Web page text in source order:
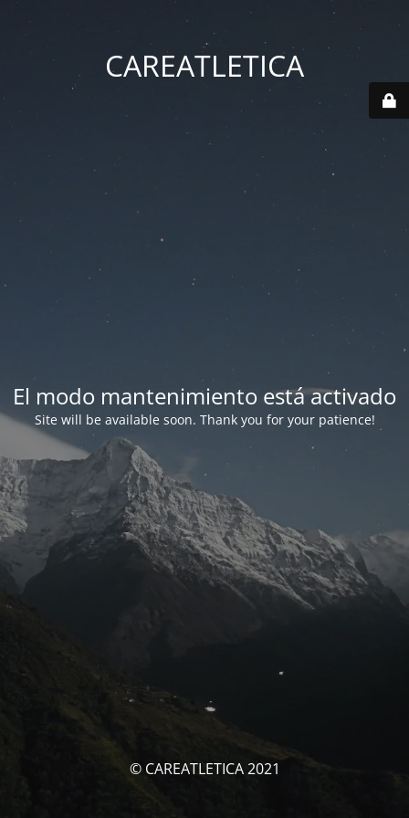
CAREATLETICA
El modo mantenimiento está activado
Site will be available soon. Thank you for your patience!
© CAREATLETICA 2021